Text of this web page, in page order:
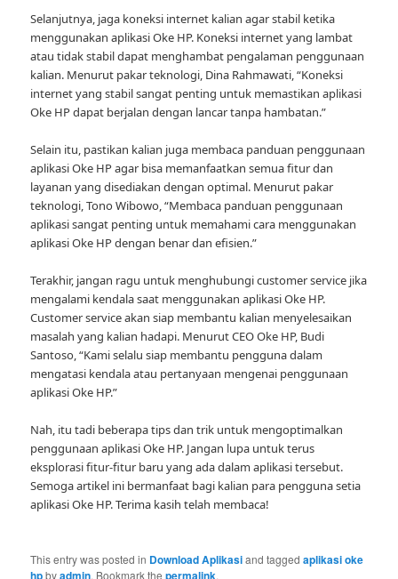
Selanjutnya, jaga koneksi internet kalian agar stabil ketika
menggunakan aplikasi Oke HP. Koneksi internet yang lambat
atau tidak stabil dapat menghambat pengalaman penggunaan
kalian. Menurut pakar teknologi, Dina Rahmawati, “Koneksi
internet yang stabil sangat penting untuk memastikan aplikasi
Oke HP dapat berjalan dengan lancar tanpa hambatan.”
Selain itu, pastikan kalian juga membaca panduan penggunaan
aplikasi Oke HP agar bisa memanfaatkan semua fitur dan
layanan yang disediakan dengan optimal. Menurut pakar
teknologi, Tono Wibowo, “Membaca panduan penggunaan
aplikasi sangat penting untuk memahami cara menggunakan
aplikasi Oke HP dengan benar dan efisien.”
Terakhir, jangan ragu untuk menghubungi customer service jika
mengalami kendala saat menggunakan aplikasi Oke HP.
Customer service akan siap membantu kalian menyelesaikan
masalah yang kalian hadapi. Menurut CEO Oke HP, Budi
Santoso, “Kami selalu siap membantu pengguna dalam
mengatasi kendala atau pertanyaan mengenai penggunaan
aplikasi Oke HP.”
Nah, itu tadi beberapa tips dan trik untuk mengoptimalkan
penggunaan aplikasi Oke HP. Jangan lupa untuk terus
eksplorasi fitur-fitur baru yang ada dalam aplikasi tersebut.
Semoga artikel ini bermanfaat bagi kalian para pengguna setia
aplikasi Oke HP. Terima kasih telah membaca!
This entry was posted in Download Aplikasiand taggedaplikasi oke
hpbyadmin. Bookmark thepermalink.